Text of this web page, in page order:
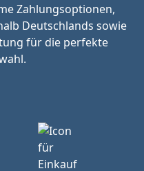
Zahlungsoptionen,
Deutschlands sowie
für die perfekte